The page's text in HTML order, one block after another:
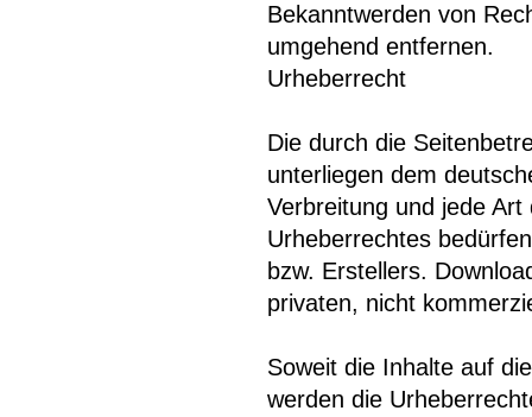
Bekanntwerden von
umgehend entfernen.
Urheberrecht
Die durch die
unterliegen dem
Verbreitung und jede
Urheberrechtes
bzw. Erstellers.
privaten, nicht
Soweit die Inhalte auf
werden die